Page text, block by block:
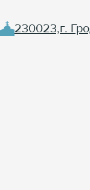
230023,г.